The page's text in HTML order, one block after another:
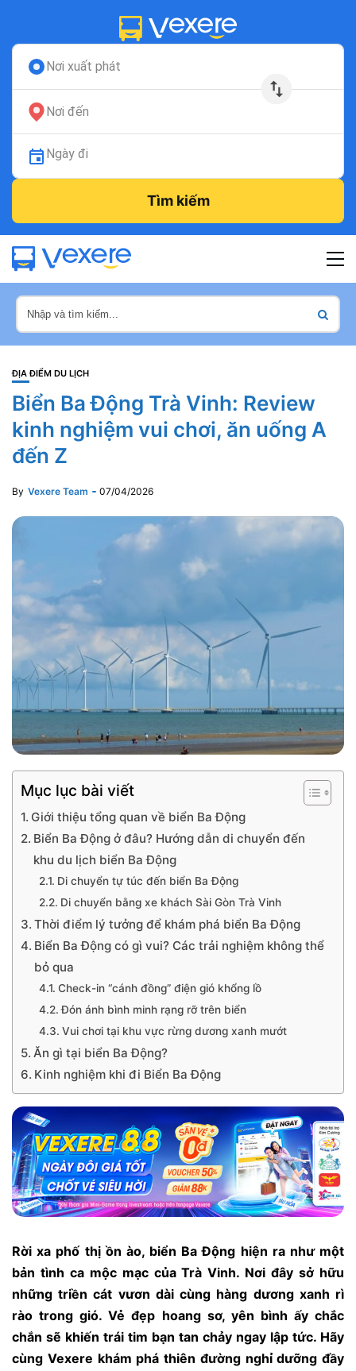
Nơi xuất phát
Nơi đến
Ngày đi
Tìm kiếm
ĐỊA ĐIỂM DU LỊCH
Biển Ba Động Trà Vinh: Review
kinh nghiệm vui chơi, ăn uống A
đến Z
By Vexere Team 07/04/2026
Mục lục bài viết
Giới thiệu tổng quan về biển Ba Động
Biển Ba Động ở đâu? Hướng dẫn di chuyển đến
khu du lịch biển Ba Động
Di chuyển tự túc đến biển Ba Động
Di chuyển bằng xe khách Sài Gòn Trà Vinh
Thời điểm lý tưởng để khám phá biển Ba Động
Biển Ba Động có gì vui? Các trải nghiệm không thể
bỏ qua
Check-in “cánh đồng” điện gió khổng lồ
Đón ánh bình minh rạng rỡ trên biển
Vui chơi tại khu vực rừng dương xanh mướt
Ăn gì tại biển Ba Động?
Kinh nghiệm khi đi Biển Ba Động
Rời xa phố thị ồn ào, biển Ba Động hiện ra như một
bản tình ca mộc mạc của Trà Vinh. Nơi đây sở hữu
những triền cát vươn dài cùng hàng dương xanh rì
rào trong gió. Vẻ đẹp hoang sơ, yên bình ấy chắc
chắn sẽ khiến trái tim bạn tan chảy ngay lập tức. Hãy
cùng Vexere khám phá thiên đường nghỉ dưỡng đầy